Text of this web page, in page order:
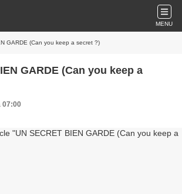
MENU
GARDE (Can you keep a secret ?)
GARDE (Can you keep a
07:00